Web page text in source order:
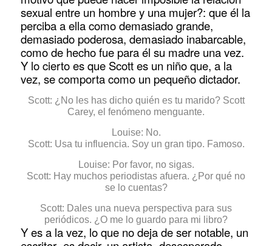
sexual entre un hombre y una mujer?: que él la
perciba a ella como demasiado grande,
demasiado poderosa, demasiado inabarcable,
como de hecho fue para él su madre una vez.
Y lo cierto es que Scott es un niño que, a la
vez, se comporta como un pequeño dictador.
Scott: ¿No les has dicho quién es tu marido? Scott
Carey, el fenómeno menguante.
Louise: No.
Scott: Usa tu influencia. Soy un gran tipo. Famoso.
Louise: Por favor, no sigas.
Scott: Hay muchos periodistas afuera. ¿Por qué no
se lo cuentas?
Scott: Dales una nueva perspectiva para sus
periódicos. ¿O me lo guardo para mi libro?
Y es a la vez, lo que no deja de ser notable, un